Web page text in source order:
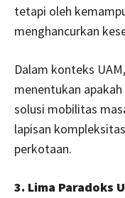
tetapi oleh
menghancurkan
Dalam konteks
menentukan
solusi mobilitas
lapisan
perkotaan.
3. Lima Paradoks